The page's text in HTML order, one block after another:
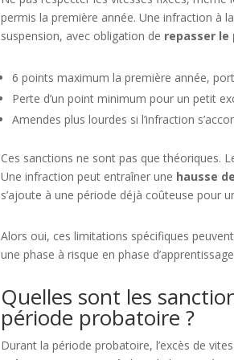
permis la première année. Une infraction à
suspension, avec obligation de repasser le
6 points maximum la première année,
Perte d’un point minimum pour un petit
Amendes plus lourdes si l’infraction
Ces sanctions ne sont pas que théoriques.
Une infraction peut entraîner une hausse
s’ajoute à une période déjà coûteuse pour
Alors oui, ces limitations spécifiques
une phase à risque en phase
Quelles sont les
période probatoire ?
Durant la période probatoire, l’excès de